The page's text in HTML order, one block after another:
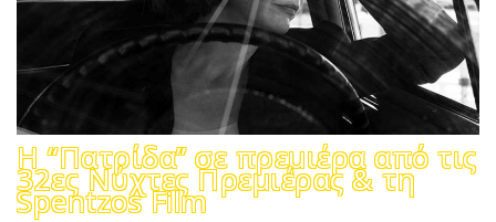
Η “Πατρίδα” σε πρεμιέρα από τις
32ες Νύχτες Πρεμιέρας & τη
Spentzos Film